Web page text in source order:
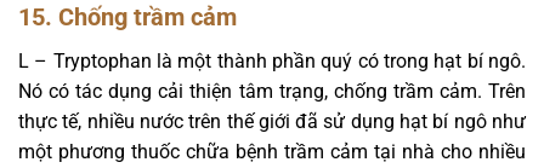
15. Chống trầm cảm
L – Tryptophan là một thành phần quý có trong hạt bí ngô.
Nó có tác dụng cải thiện tâm trạng, chống trầm cảm. Trên
thực tế, nhiều nước trên thế giới đã sử dụng hạt bí ngô như
một phương thuốc chữa bệnh trầm cảm tại nhà cho nhiều